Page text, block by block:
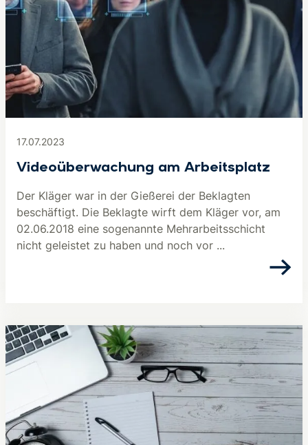
17.07.2023
Videoüberwachung am Arbeitsplatz
Der Kläger war in der Gießerei der Beklagten
beschäftigt. Die Beklagte wirft dem Kläger vor, am
02.06.2018 eine sogenannte Mehrarbeitsschicht
nicht geleistet zu haben und noch vor ...